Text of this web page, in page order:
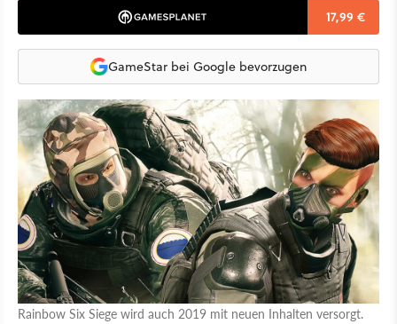
17,99 €
GameStar bei Google bevorzugen
Rainbow Six Siege wird auch 2019 mit neuen Inhalten versorgt.